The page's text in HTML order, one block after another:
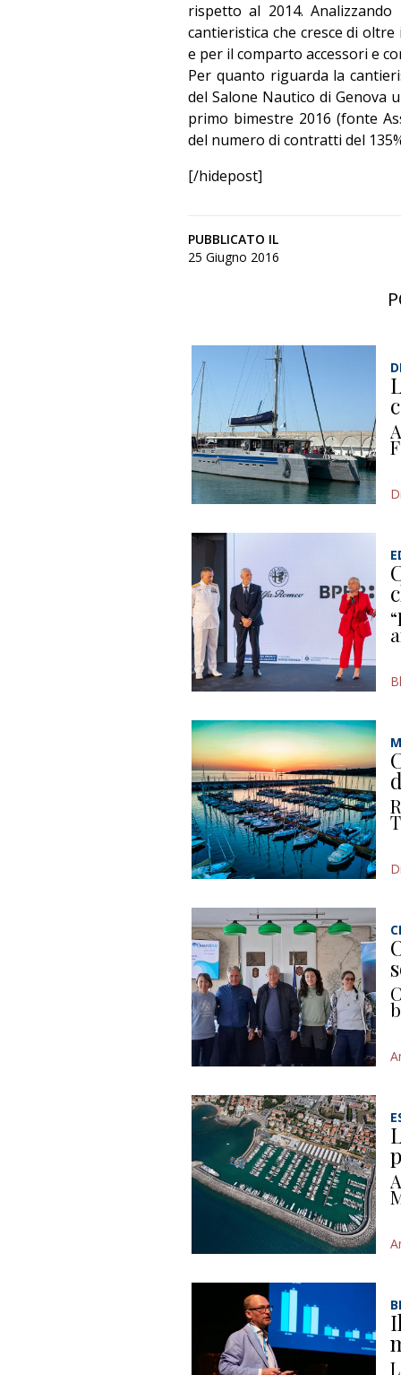
rispetto al 2014.
cantieristica che cresce di
e per il comparto accessori e
Per quanto riguarda la
del Salone Nautico di Genova
primo bimestre 2016 (fonte
del numero di contratti del
[/hidepost]
PUBBLICATO IL
25 Giugno 2016